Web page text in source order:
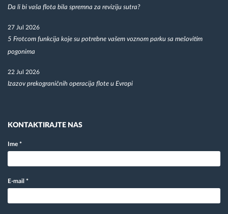
Da li bi vaša flota bila spremna za reviziju sutra?
27 Jul 2026
5 Frotcom funkcija koje su potrebne vašem voznom parku sa mešovitim
pogonima
22 Jul 2026
Izazov prekograničnih operacija flote u Evropi
KONTAKTIRAJTE NAS
Ime *
E-mail *